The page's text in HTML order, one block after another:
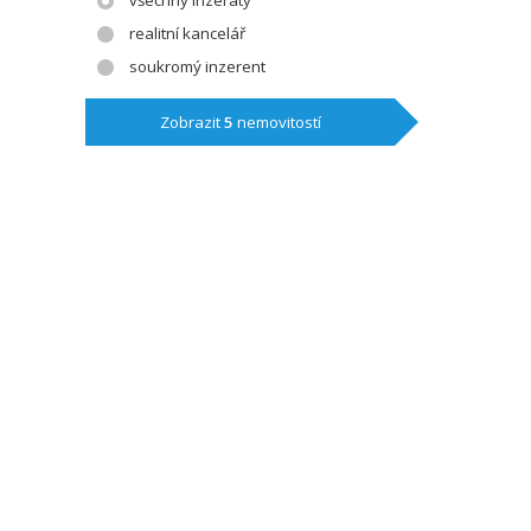
realitní kancelář
soukromý inzerent
Zobrazit5 nemovitostí